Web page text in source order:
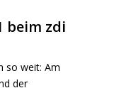
beim zdi
so weit: Am
der